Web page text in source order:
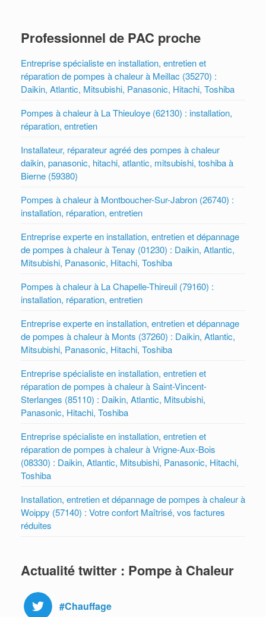
Professionnel de PAC proche
Entreprise spécialiste en installation, entretien et
réparation de pompes à chaleur à Meillac (35270) :
Daikin, Atlantic, Mitsubishi, Panasonic, Hitachi, Toshiba
Pompes à chaleur à La Thieuloye (62130) : installation,
réparation, entretien
Installateur, réparateur agréé des pompes à chaleur
daikin, panasonic, hitachi, atlantic, mitsubishi, toshiba à
Bierne (59380)
Pompes à chaleur à Montboucher-Sur-Jabron (26740) :
installation, réparation, entretien
Entreprise experte en installation, entretien et dépannage
de pompes à chaleur à Tenay (01230) : Daikin, Atlantic,
Mitsubishi, Panasonic, Hitachi, Toshiba
Pompes à chaleur à La Chapelle-Thireuil (79160) :
installation, réparation, entretien
Entreprise experte en installation, entretien et dépannage
de pompes à chaleur à Monts (37260) : Daikin, Atlantic,
Mitsubishi, Panasonic, Hitachi, Toshiba
Entreprise spécialiste en installation, entretien et
réparation de pompes à chaleur à Saint-Vincent-
Sterlanges (85110) : Daikin, Atlantic, Mitsubishi,
Panasonic, Hitachi, Toshiba
Entreprise spécialiste en installation, entretien et
réparation de pompes à chaleur à Vrigne-Aux-Bois
(08330) : Daikin, Atlantic, Mitsubishi, Panasonic, Hitachi,
Toshiba
Installation, entretien et dépannage de pompes à chaleur à
Woippy (57140) : Votre confort Maîtrisé, vos factures
réduites
Actualité twitter : Pompe à Chaleur
#Chauffage